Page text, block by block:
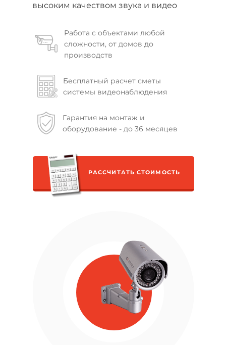
высоким качеством звука и видео
Работа с объектами любой
сложности, от домов до
производств
Бесплатный расчет сметы
системы видеонаблюдения
Гарантия на монтаж и
оборудование - до 36 месяцев
РАССЧИТАТЬ СТОИМОСТЬ